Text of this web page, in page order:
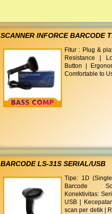
SCANNER INFORCE BARCODE
Fitur : Plug &
Resistance |
Button |
Comfortable to
BARCODE LS-31S SERIAL/USB
Tipe: 1D
Barcode
Konektivitas:
USB |
scan per detik |